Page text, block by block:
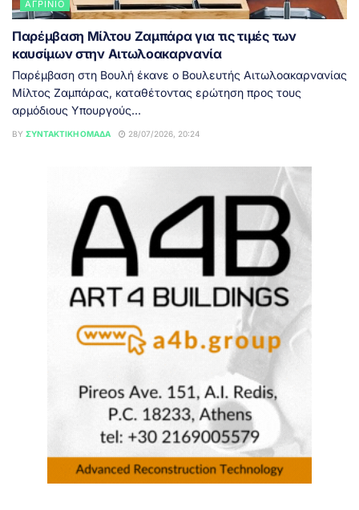
ΑΓΡΊΝΙΟ
Παρέμβαση Μίλτου Ζαμπάρα για τις τιμές των
καυσίμων στην Αιτωλοακαρνανία
Παρέμβαση στη Βουλή έκανε ο Βουλευτής Αιτωλοακαρνανίας
Μίλτος Ζαμπάρας, καταθέτοντας ερώτηση προς τους
αρμόδιους Υπουργούς...
BY ΣΥΝΤΑΚΤΙΚΉ ΟΜΆΔΑ 28/07/2026, 20:24